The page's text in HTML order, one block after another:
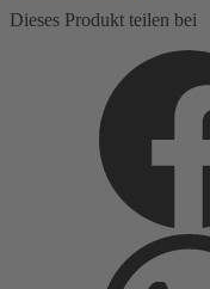
Dieses Produkt teilen bei